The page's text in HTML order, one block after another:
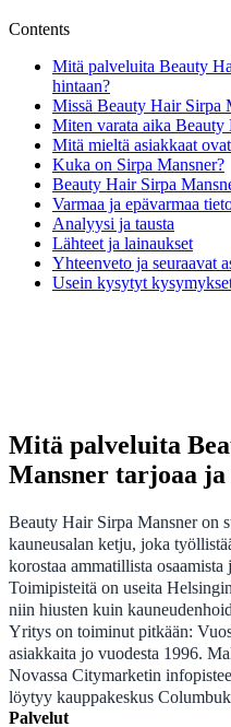
Contents
Mitä palveluita Beauty
hintaan?
Missä Beauty Hair Sirpa
Miten varata aika
Mitä mieltä asiakkaat
Kuka on Sirpa Mansner?
Beauty Hair Sirpa
Varmaa ja epävarmaa
Analyysi ja tausta
Lähteet ja lainaukset
Yhteenveto ja seuraavat
Usein kysytyt
Mitä palveluita
Mansner tarjoaa
Beauty Hair Sirpa Mansner on
kauneusalan ketju, joka
korostaa ammatillista
Toimipisteitä on useita
niin hiusten kuin
Yritys on toiminut pitkään:
asiakkaita jo vuodesta 1996.
Novassa Citymarketin
löytyy kauppakeskus
Palvelut